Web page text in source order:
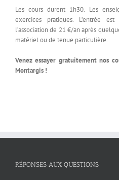
Les cours durent 1h30. Les
exercices pratiques. L’entrée
l’association de 21 €/an après
matériel ou de tenue particulière.
Venez essayer gratuitement nos
Montargis !
RÉPONSES AUX QUESTIONS